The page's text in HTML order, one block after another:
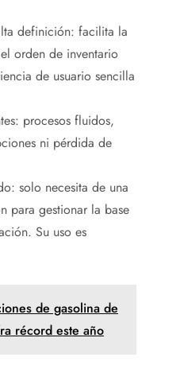
definición: facilita la
orden de inventario
de usuario sencilla
procesos fluidos,
ni pérdida de
solo necesita de una
para gestionar la base
Su uso es
de gasolina de
récord este año